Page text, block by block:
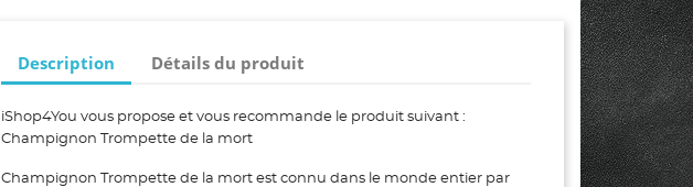
Description Détails du produit
iShop4You vous propose et vous recommande le produit suivant :
Champignon Trompette de la mort
Champignon Trompette de la mort est connu dans le monde entier par